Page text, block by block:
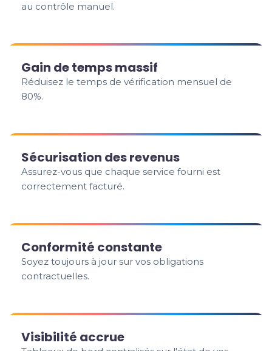
au contrôle manuel.
Gain de temps massif
Réduisez le temps de vérification mensuel de
80%.
Sécurisation des revenus
Assurez-vous que chaque service fourni est
correctement facturé.
Conformité constante
Soyez toujours à jour sur vos obligations
contractuelles.
Visibilité accrue